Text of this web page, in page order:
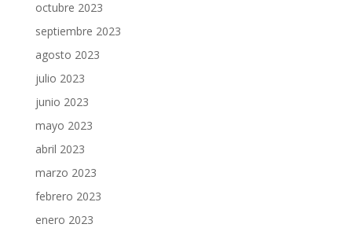
octubre 2023
septiembre 2023
agosto 2023
julio 2023
junio 2023
mayo 2023
abril 2023
marzo 2023
febrero 2023
enero 2023